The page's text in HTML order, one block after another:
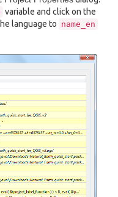
variable and click on the
language to name_en